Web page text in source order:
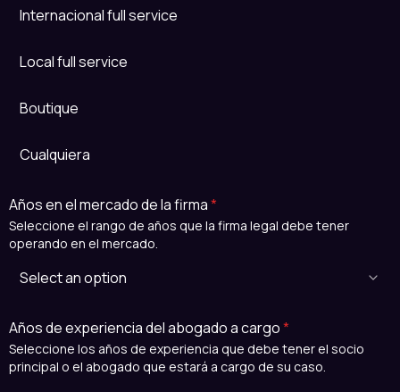
Internacional full service
Local full service
Boutique
Cualquiera
Años en el mercado de la firma*
Seleccione el rango de años que la firma legal debe tener
operando en el mercado.
Años de experiencia del abogado a cargo*
Seleccione los años de experiencia que debe tener el socio
principal o el abogado que estará a cargo de su caso.